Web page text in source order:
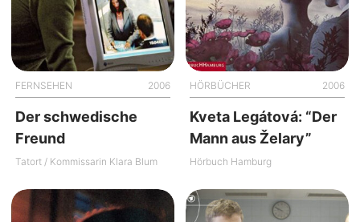
FERNSEHEN 2006
Der schwedische
Freund
Tatort / Kommissarin Klara Blum
HÖRBÜCHER 2006
Kveta Legátová: “Der
Mann aus Želary”
Hörbuch Hamburg